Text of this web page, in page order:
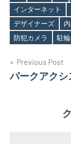
Tags
インターネット
デザイナーズ
防犯カメラ
駐
投
稿
Previous Post
パークアク